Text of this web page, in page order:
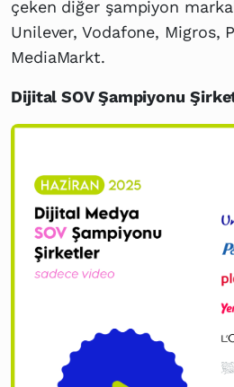
çeken diğer şampiyon
Unilever, Vodafone, Migros,
MediaMarkt.
Dijital SOV Şampiyonu